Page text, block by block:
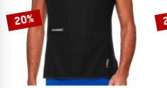
20%